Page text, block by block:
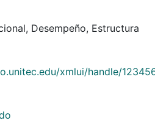
, Desempeño, Estructura
xmlui/handle/